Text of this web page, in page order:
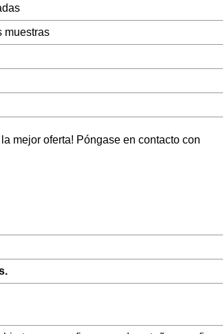
muestras
mejor oferta! Póngase en contacto con